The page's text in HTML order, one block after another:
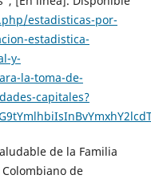
estadisticas-por-
estadistica-
y-
la-toma-de-
capitales?
de la Familia
de